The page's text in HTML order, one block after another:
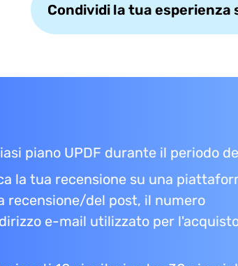
Condividi la tua esperienza
piano UPDF durante il periodo
la tua recensione su una
recensione/del post, il numero
e-mail utilizzato per